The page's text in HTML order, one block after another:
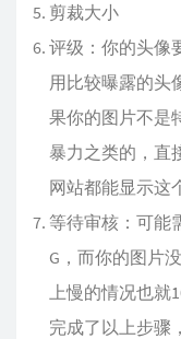
剪裁大小
评级：你的头像
用比较曝露的头
果你的图片不是
暴力之类的，直
网站都能显示这
等待审核：可能
G，而你的图片
上慢的情况也就
完成了以上步骤